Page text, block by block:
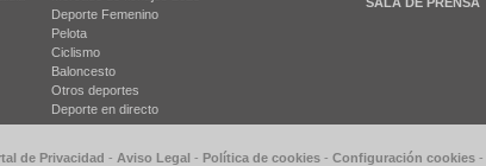
Deporte Femenino
Pelota
Ciclismo
Baloncesto
Otros deportes
Deporte en directo
de Privacidad - Aviso Legal - Política de cookies - Configuración cookies -